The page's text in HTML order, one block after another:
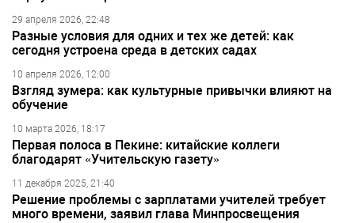
29 апреля 2026, 22:48
Разные условия для одних и тех же детей: как
сегодня устроена среда в детских садах
10 апреля 2026, 12:00
Взгляд зумера: как культурные привычки влияют на
обучение
10 марта 2026, 18:17
Первая полоса в Пекине: китайские коллеги
благодарят «Учительскую газету»
11 декабря 2025, 21:40
Решение проблемы с зарплатами учителей требует
много времени, заявил глава Минпросвещения